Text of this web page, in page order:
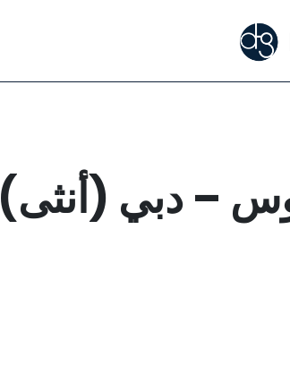
– دبي (أنثى)